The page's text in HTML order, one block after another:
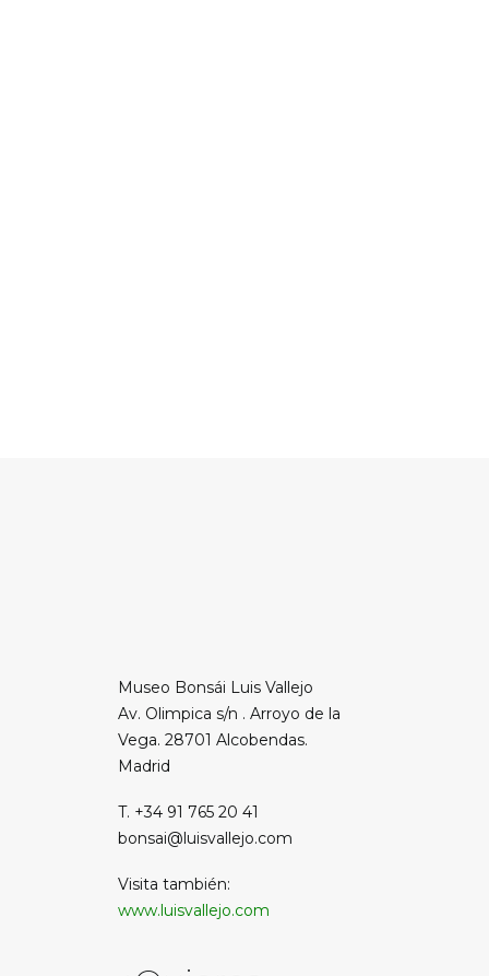
Museo Bonsái Luis Vallejo
Av. Olimpica s/n . Arroyo de la
Vega. 28701 Alcobendas.
Madrid
T. +34 91 765 20 41
bonsai@luisvallejo.com
Visita también:
www.luisvallejo.com